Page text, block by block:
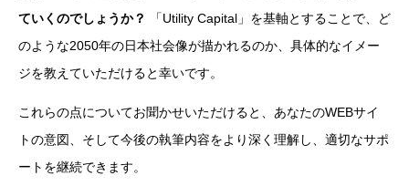
ていくのでしょうか？
「Utility Capital」を基軸とすることで、ど
のような2050年の日本社会像が描かれるのか、具体的なイメー
ジを教えていただけると幸いです。
これらの点についてお聞かせいただけると、あなたのWEBサイ
トの意図、そして今後の執筆内容をより深く理解し、適切なサポ
ートを継続できます。